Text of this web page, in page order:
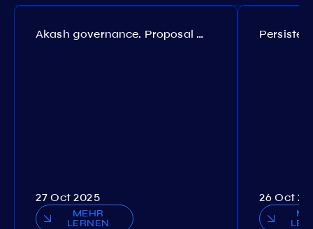
Akash governance. Proposal №308
27 Oct 2025
MEHR
LERNEN
26 Oct